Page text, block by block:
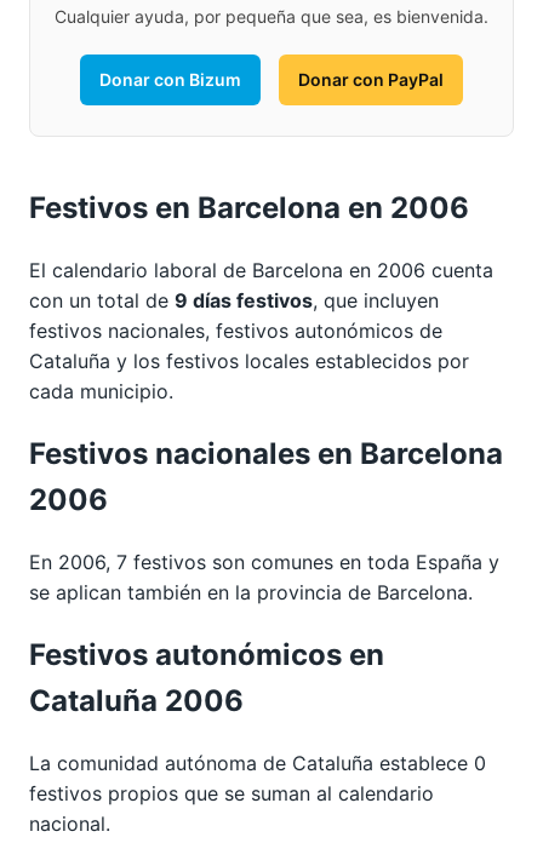
Cualquier ayuda, por pequeña que sea, es bienvenida.
Donar con Bizum Donar con PayPal
Festivos en Barcelona en 2006
El calendario laboral de Barcelona en 2006 cuenta
con un total de 9 días festivos, que incluyen
festivos nacionales, festivos autonómicos de
Cataluña y los festivos locales establecidos por
cada municipio.
Festivos nacionales en Barcelona
2006
En 2006, 7 festivos son comunes en toda España y
se aplican también en la provincia de Barcelona.
Festivos autonómicos en
Cataluña 2006
La comunidad autónoma de Cataluña establece 0
festivos propios que se suman al calendario
nacional.